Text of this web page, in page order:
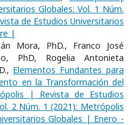
Globales: Vol. 1 Núm.
de Estudios Universitarios
|
Mora, PhD., Franco José
PhD, Rogelia Antonieta
Elementos Fundantes para
en la Transformación del
| Revista de Estudios
2 Núm. 1 (2021): Metrópolis
Globales | Enero -